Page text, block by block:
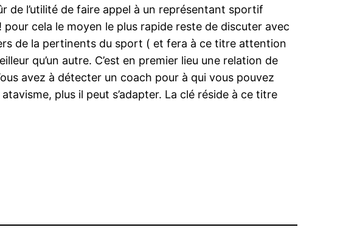
de l’utilité de faire appel à un représentant sportif
cela le moyen le plus rapide reste de discuter avec
de la pertinents du sport ( et fera à ce titre attention
qu’un autre. C’est en premier lieu une relation de
avez à détecter un coach pour à qui vous pouvez
plus il peut s’adapter. La clé réside à ce titre